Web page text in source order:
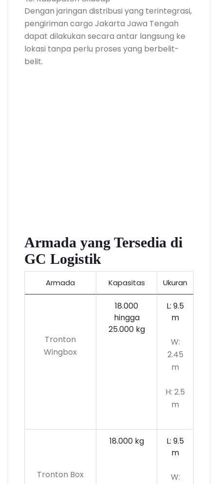
Dengan jaringan distribusi yang terintegrasi,
pengiriman cargo Jakarta Jawa Tengah
dapat dilakukan secara antar langsung ke
lokasi tanpa perlu proses yang berbelit-
belit.
Armada yang Tersedia di
GC Logistik
Armada Kapasitas Ukuran
Tronton
Wingbox
18.000
hingga
25.000 kg
L: 9.5
m
W:
2.45
m
H: 2.5
m
Tronton Box
18.000 kg
L: 9.5
m
W: